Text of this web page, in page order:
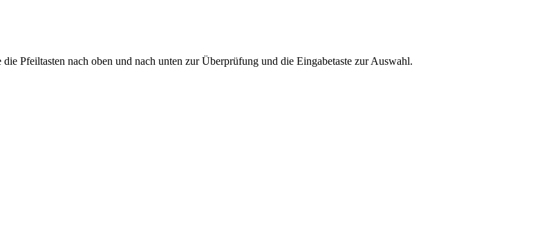
Pfeiltasten nach oben und nach unten zur Überprüfung und die Eingabetaste zur Auswahl.